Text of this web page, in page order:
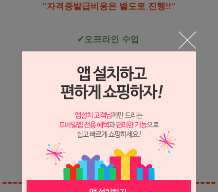
"자격증발급비용은 별도로 진행!!"
✔오프라인 수업
주1회 수업
+
(자격증 3개 취득과정)
코바늘 강사 자격증 과정
대바늘 강사 자격증 과정
망뜨개 강사 자격증 과정
----------------------------------------